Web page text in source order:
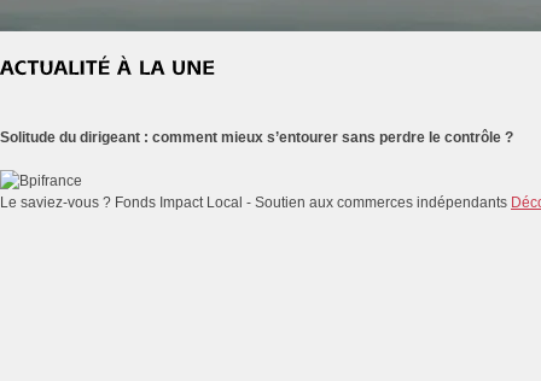
Solitude du dirigeant : comment mieux s’entourer sans perdre le contrôle ?
Le saviez-vous ? Fonds Impact Local - Soutien aux commerces indépendants